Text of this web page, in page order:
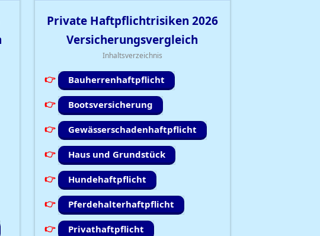
Private Haftpflichtrisiken 2026
Versicherungsvergleich
Inhaltsverzeichnis
Bauherrenhaftpflicht
Bootsversicherung
Gewässerschadenhaftpflicht
Haus und Grundstück
Hundehaftpflicht
Pferdehalterhaftpflicht
Privathaftpflicht